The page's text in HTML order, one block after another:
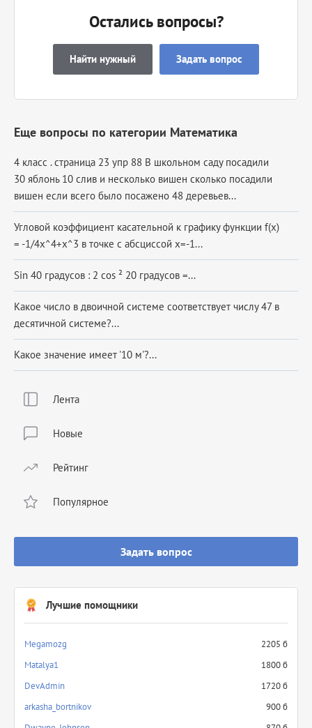
Лента
Новые
Рейтинг
Популярное
Задать вопрос
Лучшие помощники
Megamozg
2205 б
Matalya1
1800 б
DevAdmin
1720 б
arkasha_bortnikov
900 б
Остались вопросы?
Найти нужный Задать вопрос
Еще вопросы по категории Математика
4 класс . страница 23 упр 88 В школьном саду посадили
30 яблонь 10 слив и несколько вишен сколько посадили
вишен если всего было посажено 48 деревьев...
Угловой коэффициент касательной к графику функции f(x)
= -1/4x^4+x^3 в точке с абсциссой x=-1...
Sin 40 градусов : 2 cos ² 20 градусов =...
Какое число в двоичной системе соответствует числу 47 в
десятичной системе?...
Какое значение имеет '10 м'?...